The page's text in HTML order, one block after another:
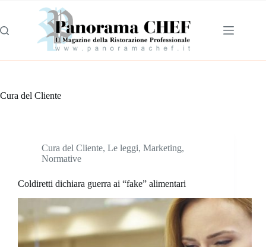
Cura del Cliente
Cura del Cliente, Le leggi, Marketing,
Normative
Coldiretti dichiara guerra ai “fake” alimentari